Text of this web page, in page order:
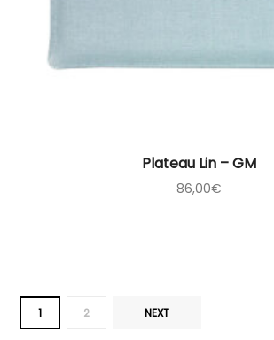
Plateau Lin – GM
86,00€
1 2 NEXT